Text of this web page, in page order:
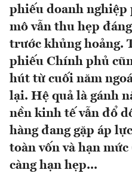
phiếu doanh nghiệp
mô vẫn thu hẹp
trước khủng hoảng.
phiếu Chính phủ
hút từ cuối năm
lại. Hệ quả là gánh
nền kinh tế vẫn đổ
hàng đang gặp áp
toàn vốn và hạn
càng hạn hẹp...